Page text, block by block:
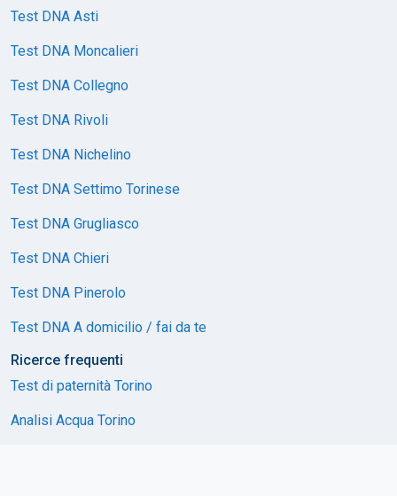
Test DNA Asti
Test DNA Moncalieri
Test DNA Collegno
Test DNA Rivoli
Test DNA Nichelino
Test DNA Settimo Torinese
Test DNA Grugliasco
Test DNA Chieri
Test DNA Pinerolo
Test DNA A domicilio / fai da te
Ricerce frequenti
Test di paternità Torino
Analisi Acqua Torino